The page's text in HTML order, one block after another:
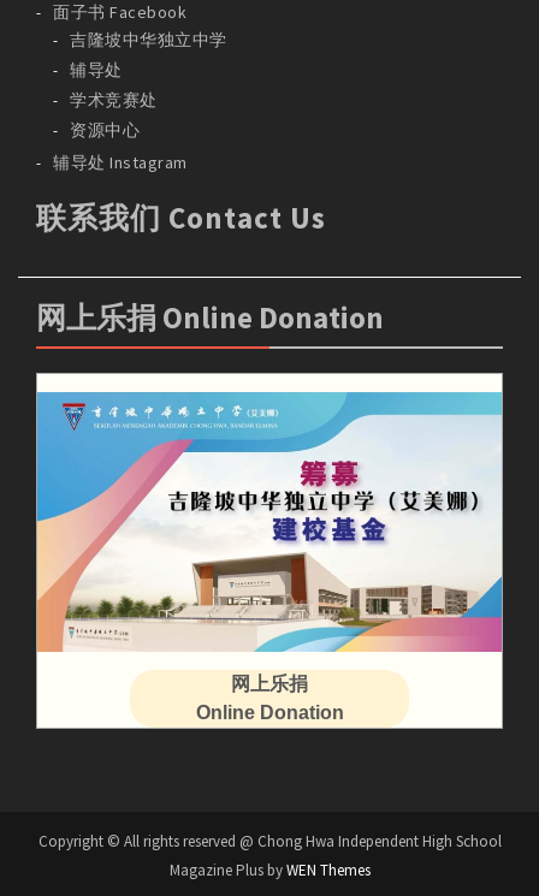
面子书 Facebook
吉隆坡中华独立中学
辅导处
学术竞赛处
资源中心
辅导处 Instagram
联系我们 Contact Us
网上乐捐 Online Donation
网上乐捐
Online Donation
Copyright © All rights reserved @ Chong Hwa Independent High School
Magazine Plus byWEN Themes